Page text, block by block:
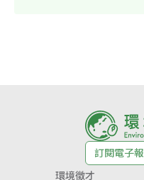
訂閱電子報
環境徵才